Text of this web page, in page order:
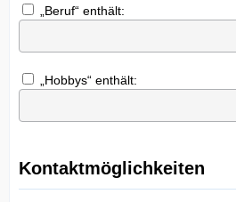
„Beruf“ enthält:
„Hobbys“ enthält:
Kontaktmöglichkeiten